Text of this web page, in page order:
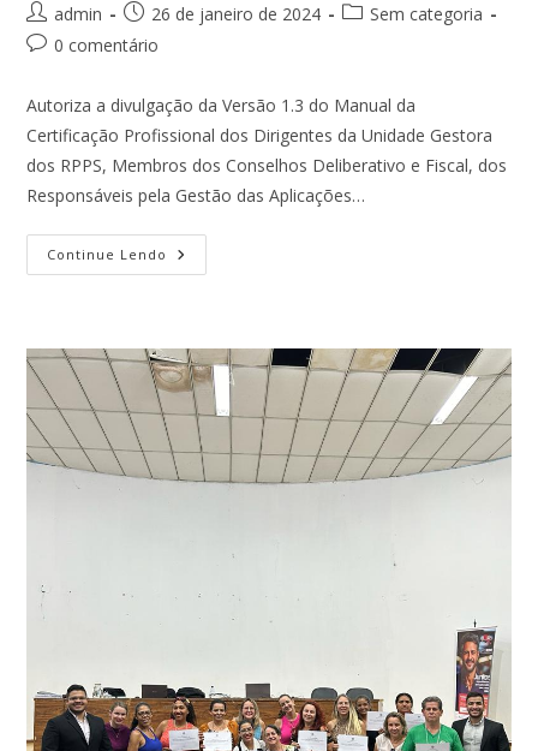
Autor
do
admin
Post
publicado:
26 de janeiro de 2024
Categoria
Sem categoria
Comentários
post:
0 comentário
Autoriza a divulgação da Versão 1.3 do Manual da
Certificação Profissional dos Dirigentes da Unidade Gestora
dos RPPS, Membros dos Conselhos Deliberativo e Fiscal, dos
Responsáveis pela Gestão das Aplicações…
Continue Lendo PORTARIA
SRPC/MPS
DE
JANEIRO
DE
2024